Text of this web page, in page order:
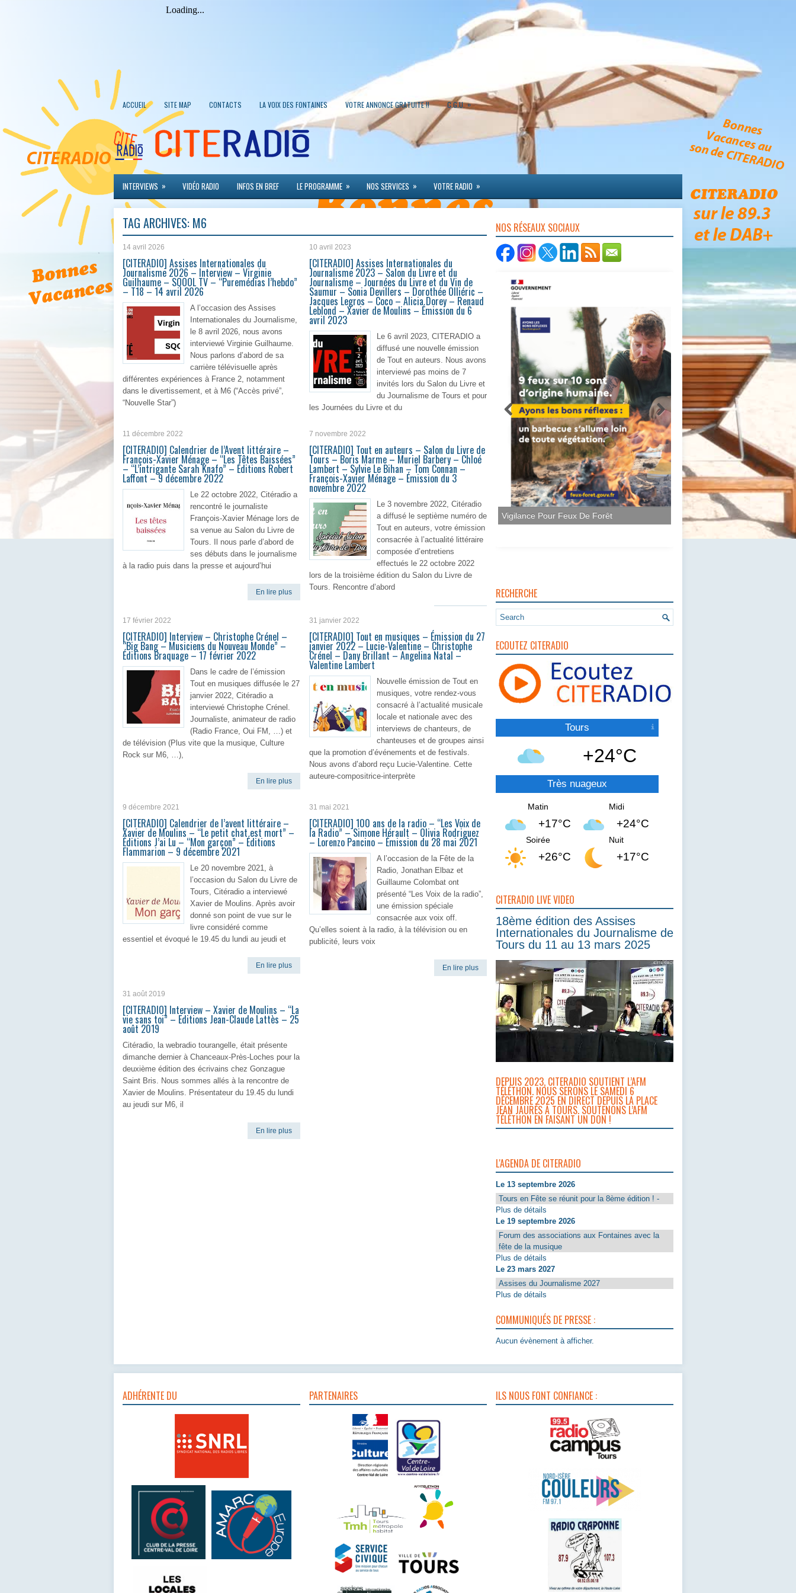
ACCUEIL SITE MAP CONTACTS LA VOIX DES FONTAINES VOTRE ANNONCE GRATUITE !! C.G.U. »
INTERVIEWS » VIDÉO RADIO INFOS EN BREF LE PROGRAMME » NOS SERVICES » VOTRE RADIO »
TAG ARCHIVES: M6
14 avril 2026
[CITERADIO] Assises Internationales du
Journalisme 2026 – Interview – Virginie
Guilhaume – SQOOL TV – “Puremédias l’hebdo”
– T18 – 14 avril 2026
A l’occasion des Assises
Internationales du Journalisme,
le 8 avril 2026, nous avons
interviewé Virginie Guilhaume.
Nous parlons d’abord de sa
carrière télévisuelle après
différentes expériences à France 2, notamment
dans le divertissement, et à M6 (“Accès privé”,
“Nouvelle Star”)
10 avril 2023
[CITERADIO] Assises Internationales du
Journalisme 2023 – Salon du Livre et du
Journalisme – Journées du Livre et du Vin de
Saumur – Sonia Devillers – Dorothée Olliéric –
Jacques Legros – Coco – Alicia Dorey – Renaud
Leblond – Xavier de Moulins – Émission du 6
avril 2023
Le 6 avril 2023, CITERADIO a
diffusé une nouvelle émission
de Tout en auteurs. Nous avons
interviewé pas moins de 7
invités lors du Salon du Livre et
du Journalisme de Tours et pour
les Journées du Livre et du
11 décembre 2022
[CITERADIO] Calendrier de l’Avent littéraire –
François-Xavier Ménage – “Les Têtes Baissées”
– “L’intrigante Sarah Knafo” – Éditions Robert
Laffont – 9 décembre 2022
Le 22 octobre 2022, Citéradio a
rencontré le journaliste
François-Xavier Ménage lors de
sa venue au Salon du Livre de
Tours. Il nous parle d’abord de
ses débuts dans le journalisme
à la radio puis dans la presse et aujourd’hui
En lire plus
7 novembre 2022
[CITERADIO] Tout en auteurs – Salon du Livre de
Tours – Boris Marme – Muriel Barbery – Chloé
Lambert – Sylvie Le Bihan – Tom Connan –
François-Xavier Ménage – Émission du 3
novembre 2022
Le 3 novembre 2022, Citéradio
a diffusé le septième numéro de
Tout en auteurs, votre émission
consacrée à l’actualité littéraire
composée d’entretiens
effectués le 22 octobre 2022
lors de la troisième édition du Salon du Livre de
Tours. Rencontre d’abord
17 février 2022
[CITERADIO] Interview – Christophe Crénel –
“Big Bang – Musiciens du Nouveau Monde” –
Éditions Braquage – 17 février 2022
Dans le cadre de l’émission
Tout en musiques diffusée le 27
janvier 2022, Citéradio a
interviewé Christophe Crénel.
Journaliste, animateur de radio
(Radio France, Oui FM, …) et
de télévision (Plus vite que la musique, Culture
Rock sur M6, …),
En lire plus
31 janvier 2022
[CITERADIO] Tout en musiques – Émission du 27
janvier 2022 – Lucie-Valentine – Christophe
Crénel – Dany Brillant – Angelina Natal –
Valentine Lambert
Nouvelle émission de Tout en
musiques, votre rendez-vous
consacré à l’actualité musicale
locale et nationale avec des
interviews de chanteurs, de
chanteuses et de groupes ainsi
que la promotion d’événements et de festivals.
Nous avons d’abord reçu Lucie-Valentine. Cette
auteure-compositrice-interprète
9 décembre 2021
[CITERADIO] Calendrier de l’avent littéraire –
Xavier de Moulins – “Le petit chat est mort” –
Éditions J’ai Lu – “Mon garçon” – Éditions
Flammarion – 9 décembre 2021
Le 20 novembre 2021, à
l’occasion du Salon du Livre de
Tours, Citéradio a interviewé
Xavier de Moulins. Après avoir
donné son point de vue sur le
livre considéré comme
essentiel et évoqué le 19.45 du lundi au jeudi et
En lire plus
31 mai 2021
[CITERADIO] 100 ans de la radio – “Les Voix de
la Radio” – Simone Hérault – Olivia Rodriguez
– Lorenzo Pancino – Émission du 28 mai 2021
A l’occasion de la Fête de la
Radio, Jonathan Elbaz et
Guillaume Colombat ont
présenté “Les Voix de la radio”,
une émission spéciale
consacrée aux voix off.
Qu’elles soient à la radio, à la télévision ou en
publicité, leurs voix
En lire plus
31 août 2019
[CITERADIO] Interview – Xavier de Moulins – “La
vie sans toi” – Editions Jean-Claude Lattès – 25
août 2019
Citéradio, la webradio tourangelle, était présente
dimanche dernier à Chanceaux-Près-Loches pour la
deuxième édition des écrivains chez Gonzague
Saint Bris. Nous sommes allés à la rencontre de
Xavier de Moulins. Présentateur du 19.45 du lundi
au jeudi sur M6, il
En lire plus
NOS RÉSEAUX SOCIAUX
Vigilance Pour Feux De Forêt
RECHERCHE
ECOUTEZ CITERADIO
Tours
+24°C
Très nuageux
Matin
+17°C
Midi
+24°C
Soirée
+26°C
Nuit
+17°C
CITERADIO LIVE VIDEO
18ème édition des Assises
Internationales du Journalisme de
Tours du 11 au 13 mars 2025
DEPUIS 2023, CITERADIO SOUTIENT L’AFM
TÉLÉTHON. NOUS SERONS LE SAMEDI 6
DÉCEMBRE 2025 EN DIRECT DEPUIS LA PLACE
JEAN JAURÈS À TOURS. SOUTENONS L’AFM
TÉLÉTHON EN FAISANT UN DON !
L'AGENDA DE CITERADIO
Le 13 septembre 2026
Tours en Fête se réunit pour la 8ème édition ! -
Plus de détails
Le 19 septembre 2026
Forum des associations aux Fontaines avec la
fête de la musique
Plus de détails
Le 23 mars 2027
Assises du Journalisme 2027
Plus de détails
COMMUNIQUÉS DE PRESSE :
Aucun évènement à afficher.
ADHÉRENTE DU PARTENAIRES ILS NOUS FONT CONFIANCE :